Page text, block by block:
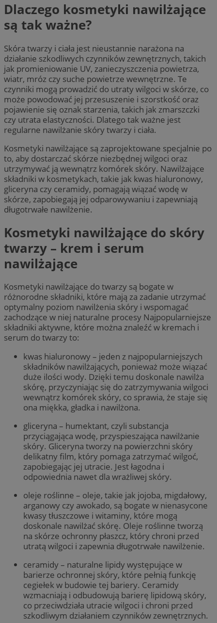
Dlaczego kosmetyki nawilżające
są tak ważne?
Skóra twarzy i ciała jest nieustannie narażona na
działanie szkodliwych czynników zewnętrznych, takich
jak promieniowanie UV, zanieczyszczenia powietrza,
wiatr, mróz czy suche powietrze wewnętrzne. Te
czynniki mogą prowadzić do utraty wilgoci w skórze, co
może powodować jej przesuszenie i szorstkość oraz
pojawienie się oznak starzenia, takich jak zmarszczki
czy utrata elastyczności. Dlatego tak ważne jest
regularne nawilżanie skóry twarzy i ciała.
Kosmetyki nawilżające są zaprojektowane specjalnie po
to, aby dostarczać skórze niezbędnej wilgoci oraz
utrzymywać ją wewnątrz komórek skóry. Nawilżające
składniki w kosmetykach, takie jak kwas hialuronowy,
gliceryna czy ceramidy, pomagają wiązać wodę w
skórze, zapobiegają jej odparowywaniu i zapewniają
długotrwałe nawilżenie.
Kosmetyki nawilżające do skóry
twarzy – krem i serum
nawilżające
Kosmetyki nawilżające do twarzy są bogate w
różnorodne składniki, które mają za zadanie utrzymać
optymalny poziom nawilżenia skóry i wspomagać
zachodzące w niej naturalne procesy Najpopularniejsze
składniki aktywne, które można znaleźć w kremach i
serum do twarzy to:
kwas hialuronowy – jeden z najpopularniejszych
składników nawilżających, ponieważ może wiązać
duże ilości wody. Dzięki temu doskonale nawilża
skórę, przyczyniając się do zatrzymywania wilgoci
wewnątrz komórek skóry, co sprawia, że staje się
ona miękka, gładka i nawilżona.
gliceryna – humektant, czyli substancja
przyciągająca wodę, przyspieszająca nawilżanie
skóry. Gliceryna tworzy na powierzchni skóry
delikatny film, który pomaga zatrzymać wilgoć,
zapobiegając jej utracie. Jest łagodna i
odpowiednia nawet dla wrażliwej skóry.
oleje roślinne – oleje, takie jak jojoba, migdałowy,
arganowy czy awokado, są bogate w nienasycone
kwasy tłuszczowe i witaminy, które mogą
doskonale nawilżać skórę. Oleje roślinne tworzą
na skórze ochronny płaszcz, który chroni przed
utratą wilgoci i zapewnia długotrwałe nawilżenie.
ceramidy – naturalne lipidy występujące w
barierze ochronnej skóry, które pełnią funkcję
cegiełek w budowie tej bariery. Ceramidy
wzmacniają i odbudowują barierę lipidową skóry,
co przeciwdziała utracie wilgoci i chroni przed
szkodliwym działaniem czynników zewnętrznych.